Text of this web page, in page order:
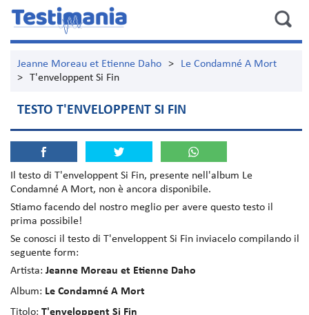
Jeanne Moreau et Etienne Daho >
Le Condamné A Mort
>
T'enveloppent Si Fin
TESTO T'ENVELOPPENT SI FIN
Il testo di T'enveloppent Si Fin, presente nell'album Le
Condamné A Mort, non è ancora disponibile.
Stiamo facendo del nostro meglio per avere questo testo il
prima possibile!
Se conosci il testo di T'enveloppent Si Fin inviacelo compilando il
seguente form:
Artista: Jeanne Moreau et Etienne Daho
Album: Le Condamné A Mort
Titolo: T'enveloppent Si Fin